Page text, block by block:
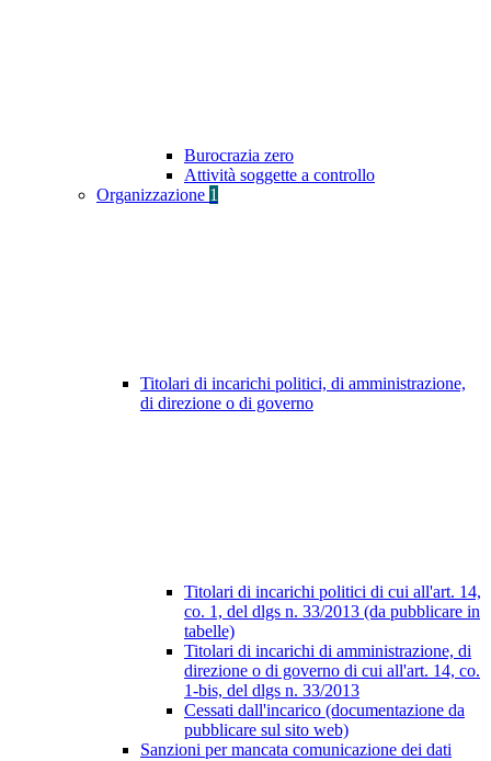
Burocrazia zero
Attività soggette a controllo
Organizzazione 1
Titolari di incarichi politici, di amministrazione,
di direzione o di governo
Titolari di incarichi politici di cui all'art. 14,
co. 1, del dlgs n. 33/2013 (da pubblicare in
tabelle)
Titolari di incarichi di amministrazione, di
direzione o di governo di cui all'art. 14, co.
1-bis, del dlgs n. 33/2013
Cessati dall'incarico (documentazione da
pubblicare sul sito web)
Sanzioni per mancata comunicazione dei dati